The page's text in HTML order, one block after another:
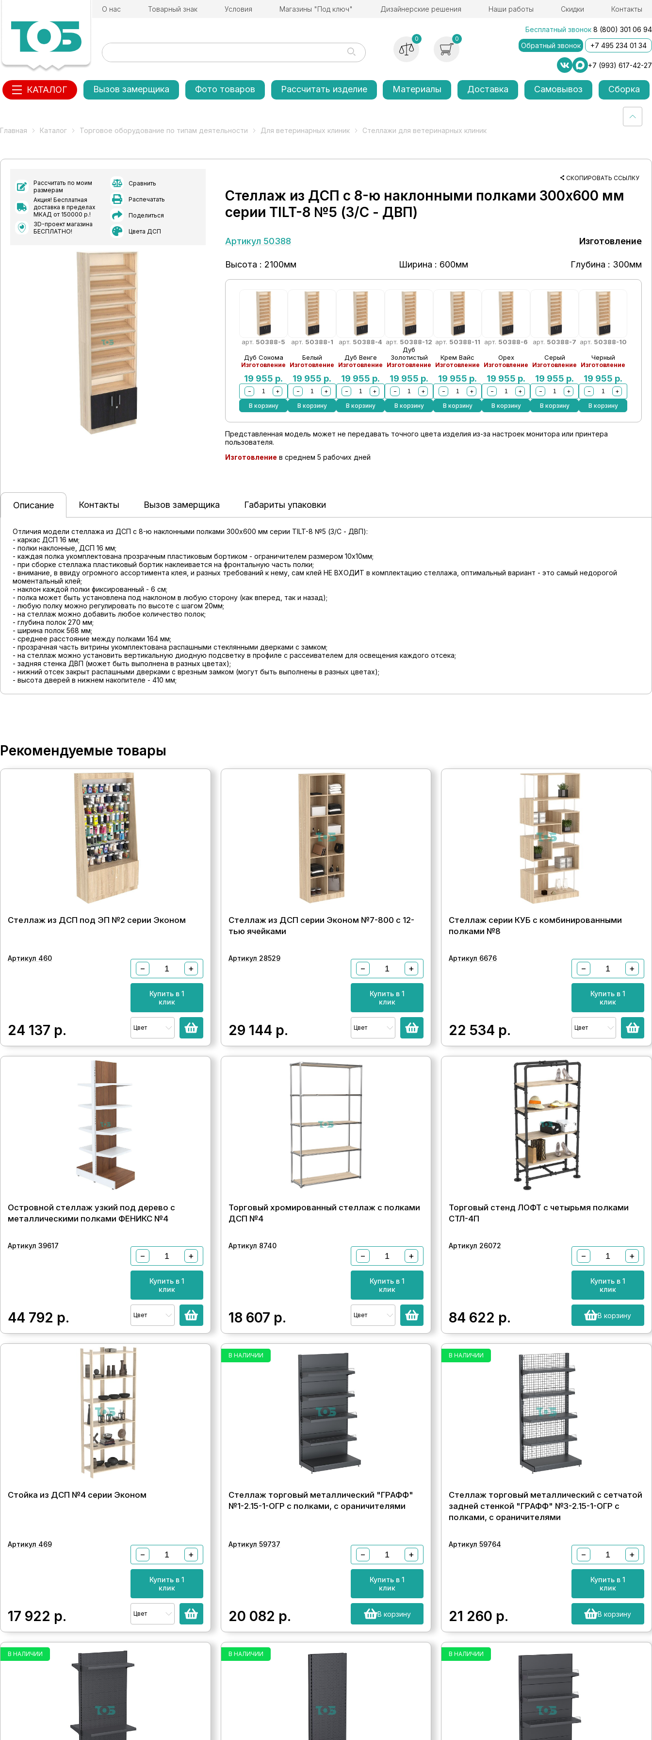
О нас Товарный знак Условия Магазины "Под ключ" Дизайнерские решения Наши работы Скидки Контакты
0 0
Бесплатный звонок 8 (800) 301 06 94
Обратный звонок
+7 495 234 01 34
+7 (993) 617-42-27
КАТАЛОГ Вызов замерщика Фото товаров Рассчитать изделие Материалы Доставка Самовывоз Сборка
Главная Каталог Торговое оборудование по типам деятельности Для ветеринарных клиник Стеллажи для ветеринарных клиник
Рассчитать по моим
размерам
Акция! Бесплатная
доставка в пределах
МКАД от 150000 р.!
3D-проект магазина
БЕСПЛАТНО!
Сравнить
Распечатать
Поделиться
Цвета ДСП
СКОПИРОВАТЬ ССЫЛКУ
Стеллаж из ДСП с 8-ю наклонными полками 300x600 мм
серии TILT-8 №5 (З/C - ДВП)
Артикул 50388 Изготовление
Высота : 2100мм Ширина : 600мм Глубина : 300мм
арт. 50388-5
Дуб Сонома
Изготовление
19 955 р.
−
+
В корзину
арт. 50388-1
Белый
Изготовление
19 955 р.
−
+
В корзину
арт. 50388-4
Дуб Венге
Изготовление
19 955 р.
−
+
В корзину
арт. 50388-12
Дуб
Золотистый
Изготовление
19 955 р.
−
+
В корзину
арт. 50388-11
Крем Вайс
Изготовление
19 955 р.
−
+
В корзину
арт. 50388-6
Орех
Изготовление
19 955 р.
−
+
В корзину
арт. 50388-7
Серый
Изготовление
19 955 р.
−
+
В корзину
арт. 50388-10
Черный
Изготовление
19 955 р.
−
+
В корзину
Представленная модель может не передавать точного цвета изделия из-за настроек монитора или принтера
пользователя.
Изготовление в среднем 5 рабочих дней
Описание Контакты Вызов замерщика Габариты упаковки
Отличия модели стеллажа из ДСП с 8-ю наклонными полками 300x600 мм серии TILT-8 №5 (З/C - ДВП):
- каркас ДСП 16 мм;
- полки наклонные, ДСП 16 мм;
- каждая полка укомплектована прозрачным пластиковым бортиком - ограничителем размером 10х10мм;
- при сборке стеллажа пластиковый бортик наклеивается на фронтальную часть полки;
- внимание, в ввиду огромного ассортимента клея, и разных требований к нему, сам клей НЕ ВХОДИТ в комплектацию стеллажа, оптимальный вариант - это самый недорогой
моментальный клей;
- наклон каждой полки фиксированный - 6 см;
- полка может быть установлена под наклоном в любую сторону (как вперед, так и назад);
- любую полку можно регулировать по высоте с шагом 20мм;
- на стеллаж можно добавить любое количество полок;
- глубина полок 270 мм;
- ширина полок 568 мм;
- среднее расстояние между полками 164 мм;
- прозрачная часть витрины укомплектована распашными стеклянными дверками с замком;
- на стеллаж можно установить вертикальную диодную подсветку в профиле с рассеивателем для освещения каждого отсека;
- задняя стенка ДВП (может быть выполнена в разных цветах);
- нижний отсек закрыт распашными дверками с врезным замком (могут быть выполнены в разных цветах);
- высота дверей в нижнем накопителе - 410 мм;
Рекомендуемые товары
Стеллаж из ДСП под ЭП №2 серии Эконом
Артикул 460
24 137 р.
− +
Купить в 1
клик
Цвет
Стеллаж из ДСП серии Эконом №7-800 с 12-
тью ячейками
Артикул 28529
29 144 р.
− +
Купить в 1
клик
Цвет
Стеллаж серии КУБ с комбинированными
полками №8
Артикул 6676
22 534 р.
− +
Купить в 1
клик
Цвет
Островной стеллаж узкий под дерево с
металлическими полками ФЕНИКС №4
Артикул 39617
44 792 р.
− +
Купить в 1
клик
Цвет
Торговый хромированный стеллаж с полками
ДСП №4
Артикул 8740
18 607 р.
− +
Купить в 1
клик
Цвет
Торговый стенд ЛОФТ с четырьмя полками
СТЛ-4П
Артикул 26072
84 622 р.
− +
Купить в 1
клик
В корзину
Стойка из ДСП №4 серии Эконом
Артикул 469
17 922 р.
− +
Купить в 1
клик
Цвет
В НАЛИЧИИ
Стеллаж торговый металлический "ГРАФФ"
№1-2.15-1-ОГР с полками, с ораничителями
Артикул 59737
20 082 р.
− +
Купить в 1
клик
В корзину
В НАЛИЧИИ
Стеллаж торговый металлический с сетчатой
задней стенкой "ГРАФФ" №3-2.15-1-ОГР с
полками, с ораничителями
Артикул 59764
21 260 р.
− +
Купить в 1
клик
В корзину
В НАЛИЧИИ В НАЛИЧИИ В НАЛИЧИИ